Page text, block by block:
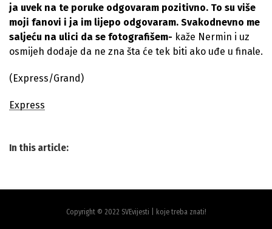
ja uvek na te poruke odgovaram pozitivno. To su više
moji fanovi i ja im lijepo odgovaram. Svakodnevno me
saljeću na ulici da se fotografišem- kaže Nermin i uz
osmijeh dodaje da ne zna šta će tek biti ako uđe u finale.
(Express/Grand)
Express
In this article:
Copyright © 2022 SVEvijesti | koje treba znati!